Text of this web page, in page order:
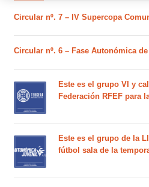
Circular nº. 7 – IV Supercopa
Circular nº. 6 – Fase Autonómica
Este es el grupo VI y
Federación RFEF para
Este es el grupo de la
fútbol sala de la